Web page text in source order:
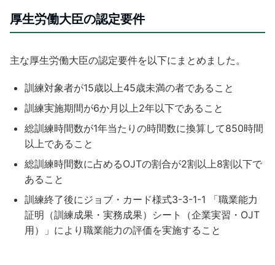
厚生労働大臣の認定要件
主な厚生労働大臣の認定要件を以下にまとめました。
訓練対象者が15歳以上45歳未満の者であること
訓練実施期間が6か月以上2年以下であること
総訓練時間数が1年当たりの時間数に換算して850時間
以上であること
総訓練時間数に占めるOJTの割合が2割以上8割以下で
あること
訓練終了後にジョブ・カード様式3-3-1-1 「職業能力
証明（訓練成果・実務成果）シート（企業実習・OJT
用）」により職業能力の評価を実施すること